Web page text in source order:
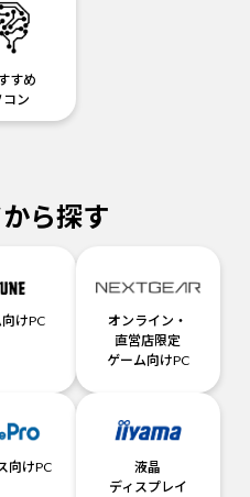
すめ
コン
ら探す
けPC
オンライン・
直営店限定
ゲーム向けPC
向けPC
液晶
ディスプレイ